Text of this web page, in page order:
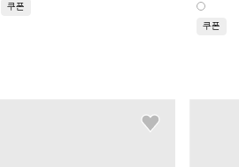
쿠폰
쿠폰